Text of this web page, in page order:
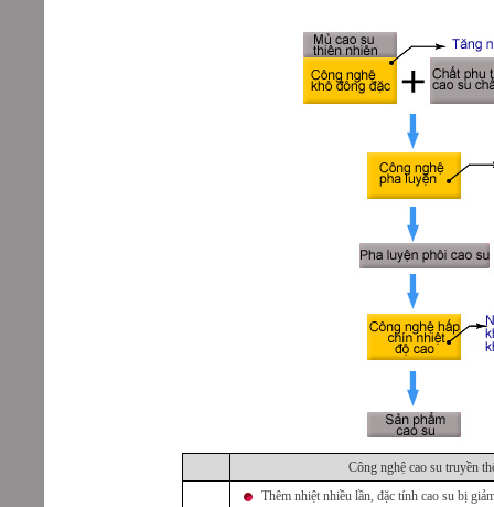
Công nghệ cao su truyền
Thêm nhiệt nhiều lần, đặc tính cao su bị